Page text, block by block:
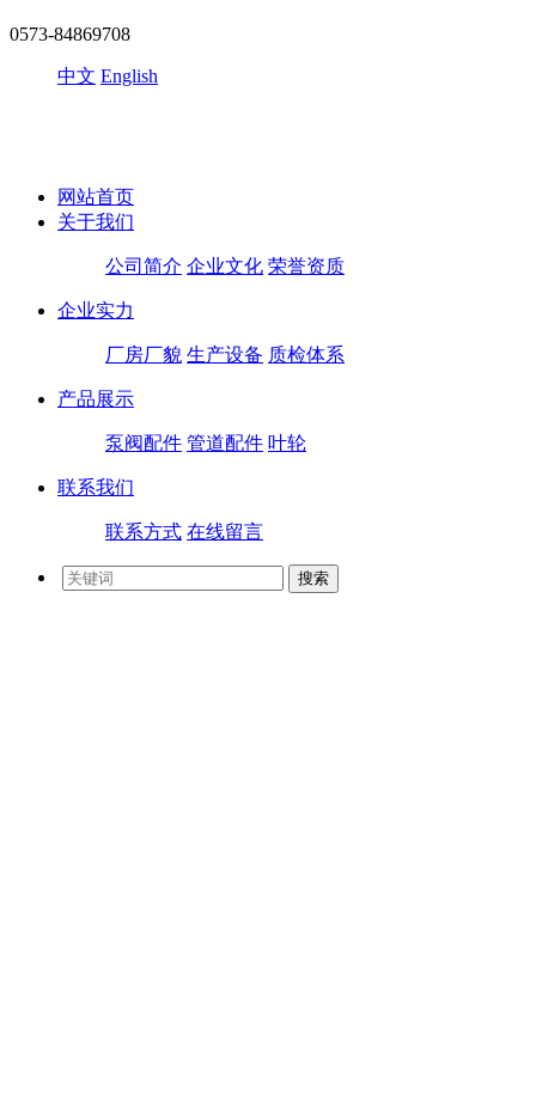
0573-84869708
中文 English
网站首页
关于我们
公司简介 企业文化 荣誉资质
企业实力
厂房厂貌 生产设备 质检体系
产品展示
泵阀配件 管道配件 叶轮
联系我们
联系方式 在线留言